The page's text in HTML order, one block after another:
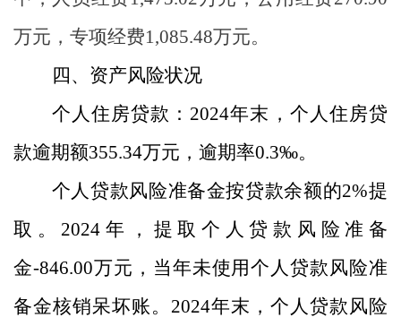
万元，专项经费1,085.48万元。
四、资产风险状况
个人住房贷款： 2024年末，个人住房贷
款逾期额355.34万元，逾期率0.3‰。
个人贷款风险准备金按贷款余额的2%提
取。 2024 年，提取个人贷款风险准备
金-846.00万元，当年未使用个人贷款风险准
备金核销呆坏账。 2024年末，个人贷款风险